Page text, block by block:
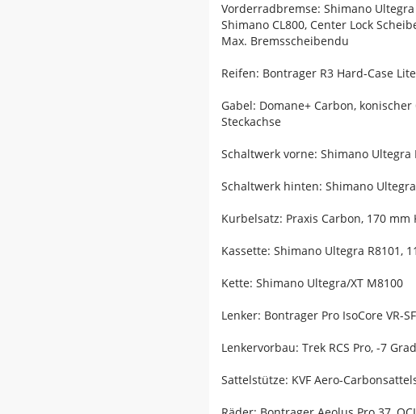
Vorderradbremse: Shimano
Shimano CL800, Center Lock
Max. Bremsscheibendu
Reifen: Bontrager R3 Hard-Case
Gabel: Domane+ Carbon,
Steckachse
Schaltwerk vorne: Shimano Ultegra
Schaltwerk hinten: Shimano
Kurbelsatz: Praxis Carbon, 170
Kassette: Shimano Ultegra R8101,
Kette: Shimano Ultegra/XT M8100
Lenker: Bontrager Pro IsoCore VR-
Lenkervorbau: Trek RCS Pro, -7
Sattelstütze: KVF Aero-